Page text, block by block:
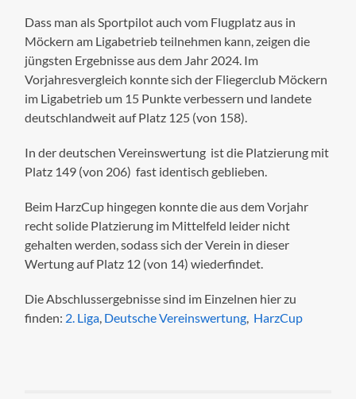
Dass man als Sportpilot auch vom Flugplatz aus in
Möckern am Ligabetrieb teilnehmen kann, zeigen die
jüngsten Ergebnisse aus dem Jahr 2024. Im
Vorjahresvergleich konnte sich der Fliegerclub Möckern
im Ligabetrieb um 15 Punkte verbessern und landete
deutschlandweit auf Platz 125 (von 158).
In der deutschen Vereinswertung ist die Platzierung mit
Platz 149 (von 206) fast identisch geblieben.
Beim HarzCup hingegen konnte die aus dem Vorjahr
recht solide Platzierung im Mittelfeld leider nicht
gehalten werden, sodass sich der Verein in dieser
Wertung auf Platz 12 (von 14) wiederfindet.
Die Abschlussergebnisse sind im Einzelnen hier zu
finden: 2. Liga, Deutsche Vereinswertung, HarzCup